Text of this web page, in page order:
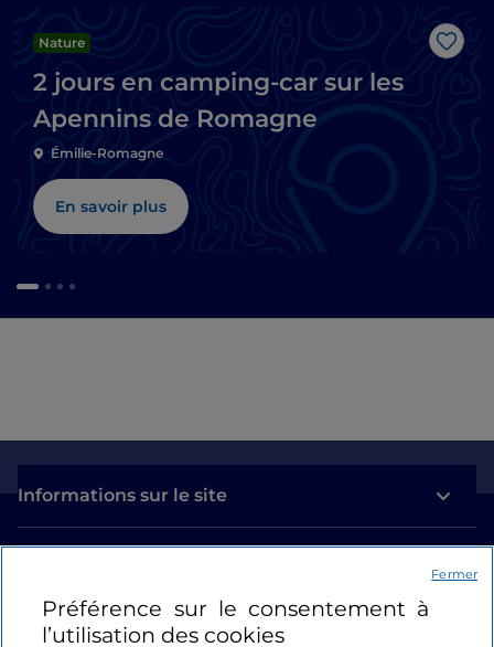
Nature
2 jours en camping-car sur les
Apennins de Romagne
Émilie-Romagne
En savoir plus
Informations sur le site
Se connecter
Préférence sur le consentement à
l’utilisation des cookies
Fermer